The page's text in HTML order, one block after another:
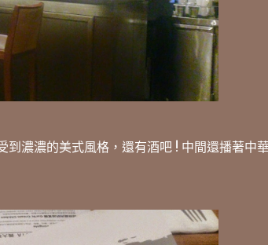
濃濃的美式風格，還有酒吧 ! 中間還播著中